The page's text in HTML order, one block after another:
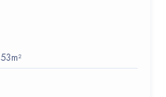
53m²